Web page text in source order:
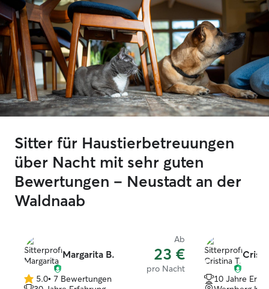
Sitter für Haustierbetreuungen
über Nacht mit sehr guten
Bewertungen – Neustadt an der
Waldnaab
Margarita B.
Ab
23 €
pro Nacht
5.05.0• 7 Bewertungen
10 Jahre